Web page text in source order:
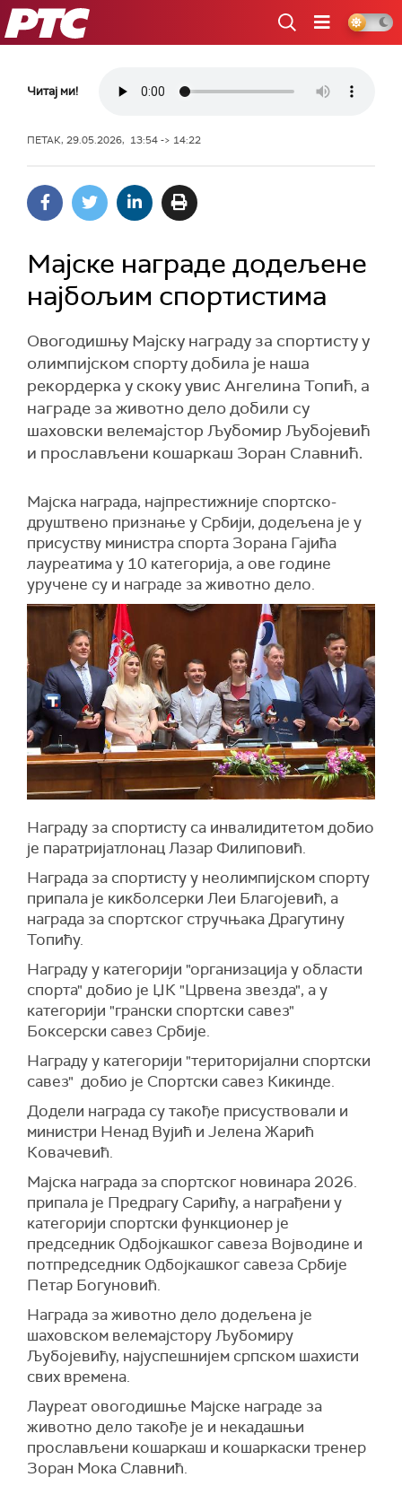
РТС
Читај ми!
ПЕТАК, 29.05.2026, 13:54 -> 14:22
Мајске награде додељене
најбољим спортистима
Овогодишњу Мајску награду за спортисту у
олимпијском спорту добила је наша
рекордерка у скоку увис Ангелина Топић, а
награде за животно дело добили су
шаховски велемајстор Љубомир Љубојевић
и прослављени кошаркаш Зоран Славнић.
Мајска награда, најпрестижније спортско-
друштвено признање у Србији, додељена је у
присуству министра спорта Зорана Гајића
лауреатима у 10 категорија, а ове године
уручене су и награде за животно дело.
Награду за спортисту са инвалидитетом добио
је паратријатлонац Лазар Филиповић.
Награда за спортисту у неолимпијском спорту
припала је кикболсерки Леи Благојевић, а
награда за спортског стручњака Драгутину
Топићу.
Награду у категорији "организација у области
спорта" добио је ЏК "Црвена звезда", а у
категорији "грански спортски савез"
Боксерски савез Србије.
Награду у категорији "територијални спортски
савез" добио је Спортски савез Кикинде.
Додели награда су такође присуствовали и
министри Ненад Вујић и Јелена Жарић
Ковачевић.
Мајска награда за спортског новинара 2026.
припала је Предрагу Сарићу, а награђени у
категорији спортски функционер је
председник Одбојкашког савеза Војводине и
потпредседник Одбојкашког савеза Србије
Петар Богуновић.
Награда за животно дело додељена је
шаховском велемајстору Љубомиру
Љубојевићу, најуспешнијем српском шахисти
свих времена.
Лауреат овогодишње Мајске награде за
животно дело такође је и некадашњи
прослављени кошаркаш и кошаркаски тренер
Зоран Мока Славнић.